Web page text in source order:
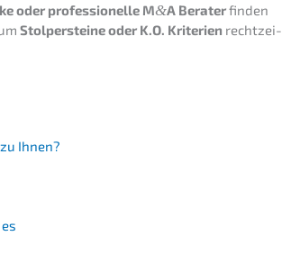
oder profes­sio­nel­le M&A Beraterfinden
Stolper­stei­ne oder K.O. Krite­ri­en recht­zei­
Ihnen?